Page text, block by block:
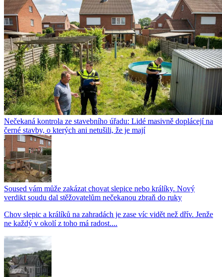
Nečekaná kontrola ze stavebního úřadu: Lidé masivně doplácejí na
černé stavby, o kterých ani netušili, že je mají
Soused vám může zakázat chovat slepice nebo králíky. Nový
verdikt soudu dal stěžovatelům nečekanou zbraň do ruky
Chov slepic a králíků na zahradách je zase víc vidět než dřív. Jenže
ne každý v okolí z toho má radost....